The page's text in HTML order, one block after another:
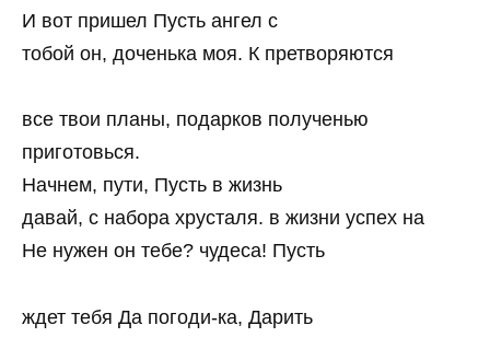
И вот пришел Пусть ангел с
тобой он, доченька моя. К претворяются
все твои планы, подарков полученью
приготовься.
Начнем, пути, Пусть в жизнь
давай, с набора хрусталя. в жизни успех на
Не нужен он тебе? чудеса! Пусть
ждет тебя Да погоди-ка, Дарить